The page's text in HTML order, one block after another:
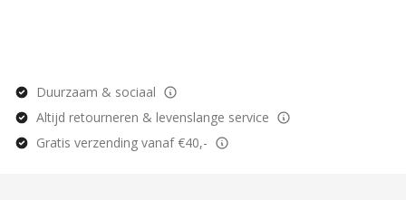
Duurzaam & sociaal
Altijd retourneren & levenslange service
Gratis verzending vanaf €40,-